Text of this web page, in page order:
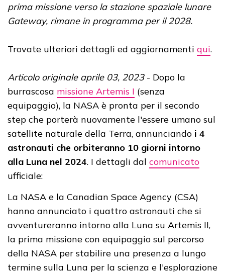
prima missione verso la stazione spaziale lunare
Gateway, rimane in programma per il 2028.
Trovate ulteriori dettagli ed aggiornamenti qui.
Articolo originale aprile 03, 2023- Dopo la
burrascosa missione Artemis I (senza
equipaggio), la NASA è pronta per il secondo
step che porterà nuovamente l'essere umano sul
satellite naturale della Terra, annunciando i 4
astronauti che orbiteranno 10 giorni intorno
alla Luna nel 2024. I dettagli dal comunicato
ufficiale:
La NASA e la Canadian Space Agency (CSA)
hanno annunciato i quattro astronauti che si
avventureranno intorno alla Luna su Artemis II,
la prima missione con equipaggio sul percorso
della NASA per stabilire una presenza a lungo
termine sulla Luna per la scienza e l'esplorazione